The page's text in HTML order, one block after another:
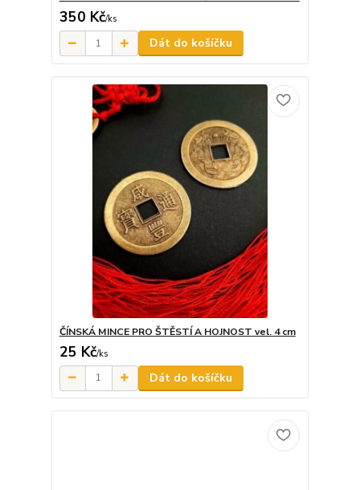
350 Kč/ks
Dát do košíčku
ČÍNSKÁ MINCE PRO ŠTĚSTÍ A HOJNOST vel. 4 cm
25 Kč/ks
Dát do košíčku